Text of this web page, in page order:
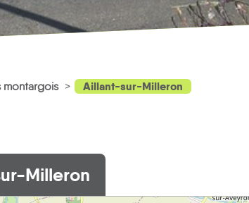
montargois Aillant-sur-Milleron
Milleron